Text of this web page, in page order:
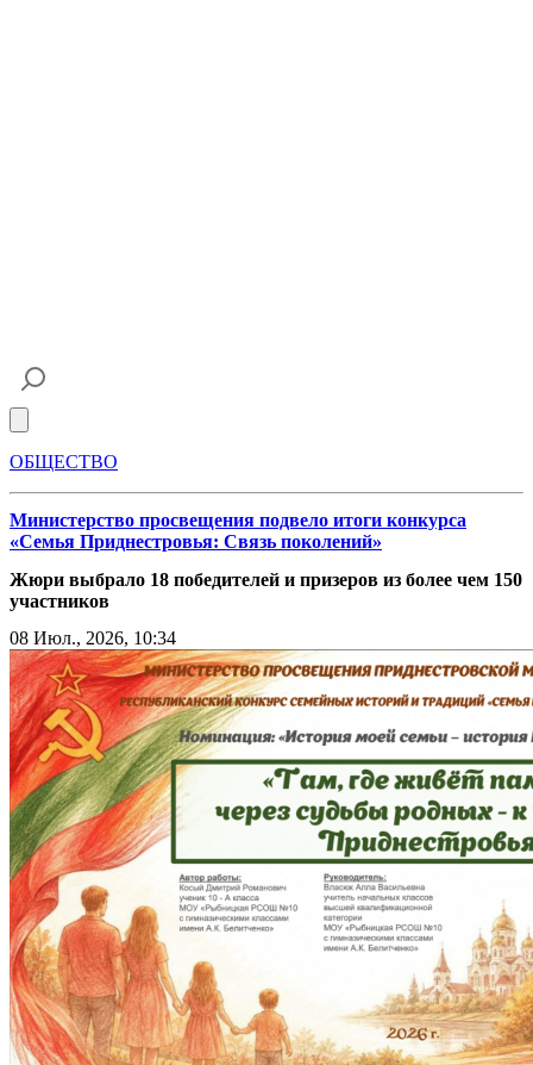
ОБЩЕСТВО
Министерство просвещения подвело итоги конкурса
«Семья Приднестровья: Связь поколений»
Жюри выбрало 18 победителей и призеров из более чем 150
участников
08 Июл., 2026, 10:34